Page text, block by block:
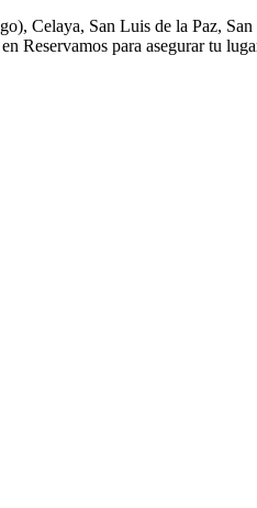
Celaya, San Luis de la Paz,
Reservamos para asegurar tu